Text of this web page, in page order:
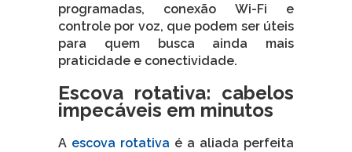
programadas, conexão Wi-Fi e
controle por voz, que podem ser úteis
para quem busca ainda mais
praticidade e conectividade.
Escova rotativa: cabelos
impecáveis em minutos
A escova rotativa é a aliada perfeita